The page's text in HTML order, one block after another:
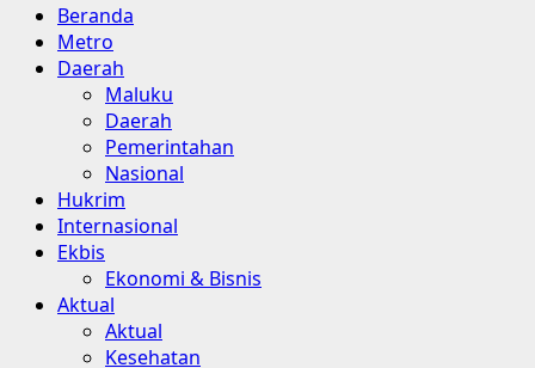
Primary
Menu
Beranda
Metro
Daerah
Maluku
Daerah
Pemerintahan
Nasional
Hukrim
Internasional
Ekbis
Ekonomi & Bisnis
Aktual
Aktual
Kesehatan